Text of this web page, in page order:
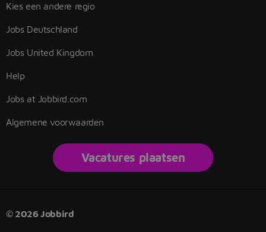
Kies een andere regio
Jobs Deutschland
Jobs United Kingdom
Help
Jobs at Jobbird.com
Algemene voorwaarden
Vacatures plaatsen
© 2026 Jobbird